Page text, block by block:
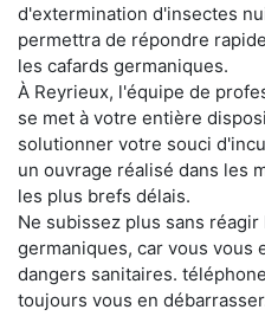
d'extermination d'insectes
permettra de répondre
les cafards germaniques.
À Reyrieux, l'équipe de
se met à votre entière
solutionner votre souci
un ouvrage réalisé dans les
les plus brefs délais.
Ne subissez plus sans
germaniques, car vous vous
dangers sanitaires.
toujours vous en